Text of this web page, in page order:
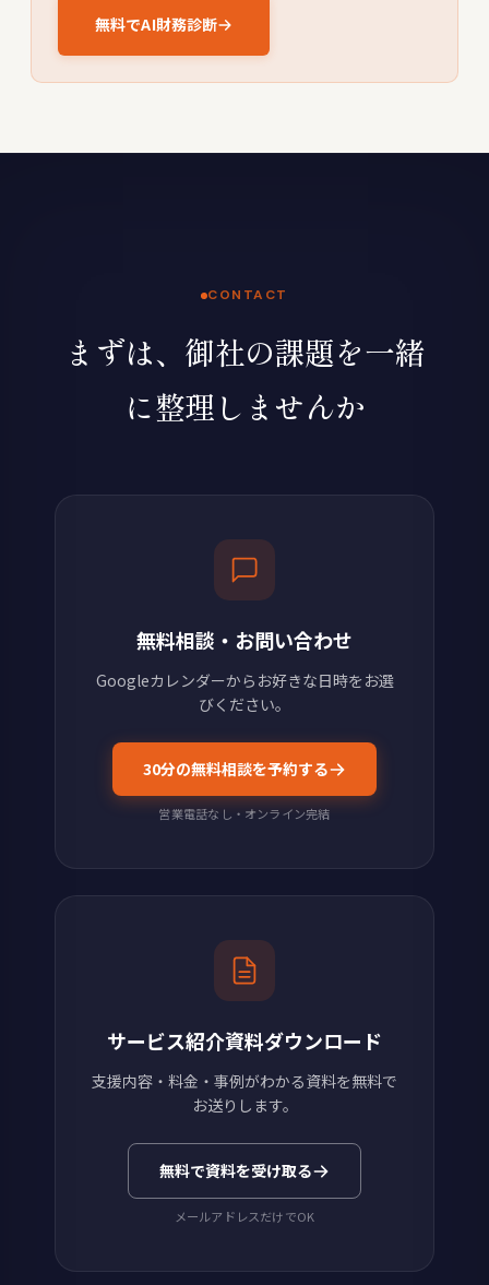
無料でAI財務診断
CONTACT
まずは、御社の課題を一緒
に整理しませんか
無料相談・お問い合わせ
Googleカレンダーからお好きな日時をお選
びください。
30分の無料相談を予約する
営業電話なし・オンライン完結
サービス紹介資料ダウンロード
支援内容・料金・事例がわかる資料を無料で
お送りします。
無料で資料を受け取る
メールアドレスだけでOK